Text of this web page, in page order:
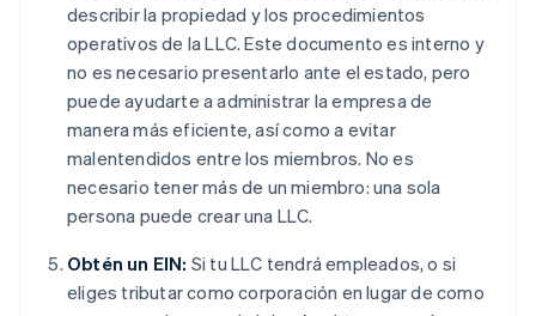
describir la propiedad y los procedimientos
operativos de la LLC. Este documento es interno y
no es necesario presentarlo ante el estado, pero
puede ayudarte a administrar la empresa de
manera más eficiente, así como a evitar
malentendidos entre los miembros. No es
necesario tener más de un miembro: una sola
persona puede crear una LLC.
Obtén un EIN: Si tu LLC tendrá empleados, o si
eliges tributar como corporación en lugar de como